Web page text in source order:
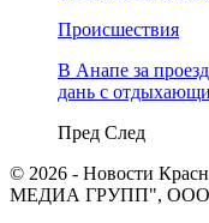
Происшествия
В Анапе за
дань с
Пред След
© 2026 - Новости
МЕДИА ГРУПП", ООО.